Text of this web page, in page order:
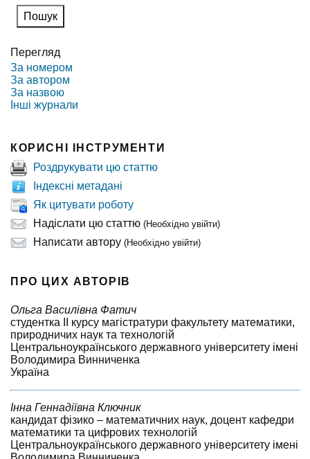
Перегляд
За номером
За автором
За назвою
Інші журнали
КОРИСНІ ІНСТРУМЕНТИ
Роздрукувати цю статтю
Індексні метадані
Як цитувати роботу
Надіслати цю статтю (Необхідно увійти)
Написати автору (Необхідно увійти)
ПРО ЦИХ АВТОРІВ
Ольга Василівна Фатич
студентка II курсу магістратури факультету математики,
природничих наук та технологій
Центральноукраїнського державного університету імені
Володимира Винниченка
Україна
Інна Геннадіївна Ключник
кандидат фізико – математичних наук, доцент кафедри
математики та цифрових технологій
Центральноукраїнського державного університету імені